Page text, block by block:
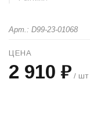
Арт.: D99-23-01068
ЦЕНА
2 910 ₽ / шт